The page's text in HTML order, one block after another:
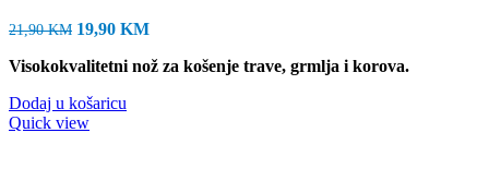
21,90KM Izvorna
bila
21,90 KM.
19,90 KMTrenutna
je:
Visokokvalitetni nož za košenje trave, grmlja i korova.
Dodaj u košaricu
Quick view